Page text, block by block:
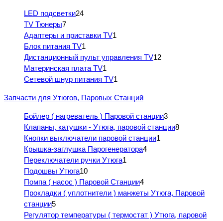
LED подсветки24
TV Тюнеры7
Адаптеры и приставки TV1
Блок питания TV1
Дистанционный пульт управления TV12
Материнская плата TV1
Сетевой шнур питания TV1
Запчасти для Утюгов, Паровых Станций
Бойлер ( нагреватель ) Паровой станции3
Клапаны, катушки - Утюга, паровой станции8
Кнопки выключатели паровой станции1
Крышка-заглушка Парогенератора4
Переключатели ручки Утюга1
Подошвы Утюга10
Помпа ( насос ) Паровой Станции4
Прокладки ( уплотнители ) манжеты Утюга, Паровой
станции5
Регулятор температуры ( термостат ) Утюга, паровой